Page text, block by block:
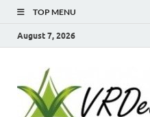
TOP MENU
August 7, 2026